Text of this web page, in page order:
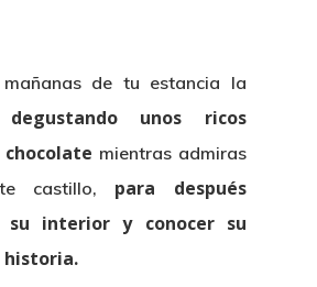
de tu estancia la
degustando unos ricos
mientras admiras
castillo, para después
su interior y conocer su
Presentación
Actividades